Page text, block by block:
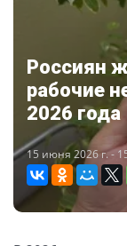
Россиян
рабочие
2026 года
15 июня 2026 г. -